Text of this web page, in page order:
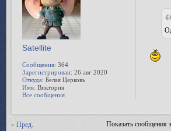
Satellite
Сообщения: 364
Зарегистрирован: 26 авг 2020
Откуда: Белая Церковь
Имя: Виктория
Все сообщения
Пред. Показать сообщения